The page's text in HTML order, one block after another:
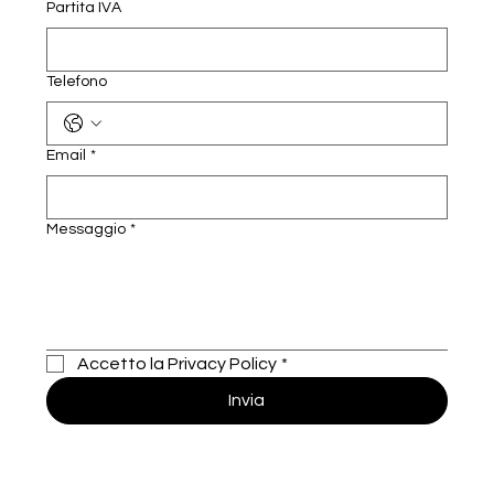
Partita IVA
Telefono
Email *
Messaggio *
Accetto la Privacy Policy *
Invia